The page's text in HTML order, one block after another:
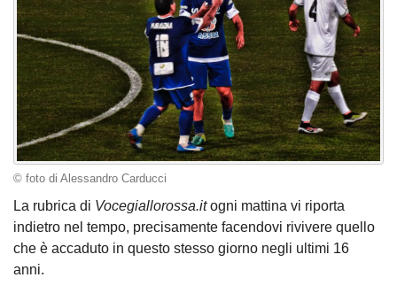
© foto di Alessandro Carducci
La rubrica di Vocegiallorossa.itogni mattina vi riporta
indietro nel tempo, precisamente facendovi rivivere quello
che è accaduto in questo stesso giorno negli ultimi 16
anni.